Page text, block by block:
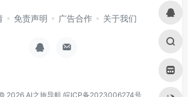
免责声明 广告合作 关于我们
2026 AI之旅导航 皖ICP备2023006274号